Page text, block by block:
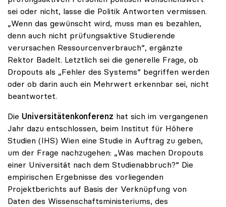
sei oder nicht, lasse die Politik Antworten vermissen.
„Wenn das gewünscht wird, muss man es bezahlen,
denn auch nicht prüfungsaktive Studierende
verursachen Ressourcenverbrauch“, ergänzte
Rektor Badelt. Letztlich sei die generelle Frage, ob
Dropouts als „Fehler des Systems“ begriffen werden
oder ob darin auch ein Mehrwert erkennbar sei, nicht
beantwortet.
Die Universitätenkonferenz hat sich im vergangenen
Jahr dazu entschlossen, beim Institut für Höhere
Studien (IHS) Wien eine Studie in Auftrag zu geben,
um der Frage nachzugehen: „Was machen Dropouts
einer Universität nach dem Studienabbruch?“ Die
empirischen Ergebnisse des vorliegenden
Projektberichts auf Basis der Verknüpfung von
Daten des Wissenschaftsministeriums, des